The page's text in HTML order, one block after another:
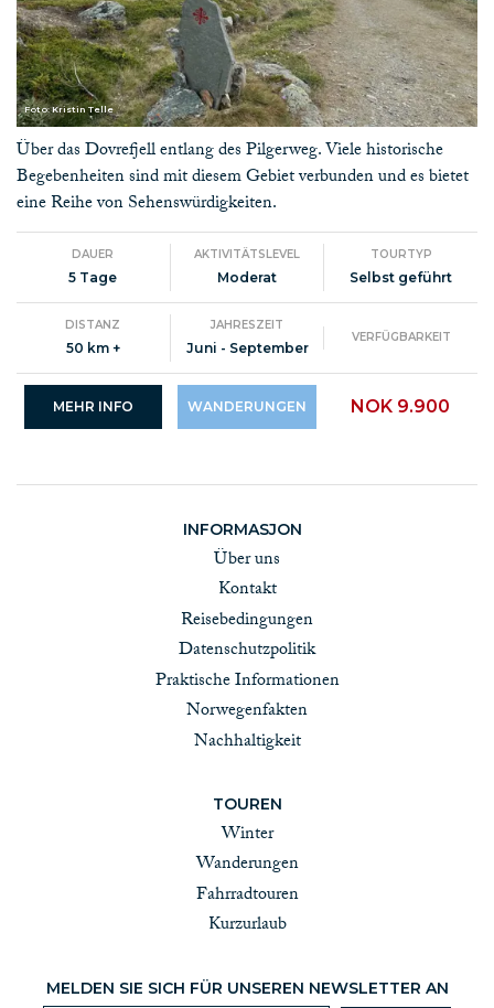
Foto: Kristin Telle
Über das Dovrefjell entlang des Pilgerweg. Viele historische
Begebenheiten sind mit diesem Gebiet verbunden und es bietet
eine Reihe von Sehenswürdigkeiten.
DAUER
5 Tage
AKTIVITÄTSLEVEL
Moderat
TOURTYP
Selbst geführt
DISTANZ
50 km +
JAHRESZEIT
Juni - September
VERFÜGBARKEIT
MEHR INFO WANDERUNGEN NOK 9.900
INFORMASJON
Über uns
Kontakt
Reisebedingungen
Datenschutzpolitik
Praktische Informationen
Norwegenfakten
Nachhaltigkeit
TOUREN
Winter
Wanderungen
Fahrradtouren
Kurzurlaub
MELDEN SIE SICH FÜR UNSEREN NEWSLETTER AN